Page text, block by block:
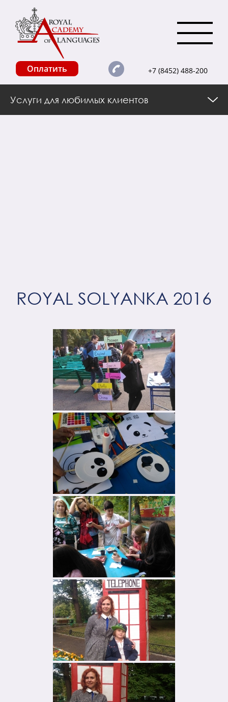
Оплатить +7 (8452) 488-200
Услуги для любимых клиентов
ROYAL SOLYANKA 2016